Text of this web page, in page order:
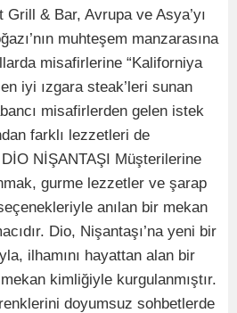
& Bar, Avrupa ve Asya’yı
muhteşem manzarasına
misafirlerine “Kaliforniya
iyi ızgara steak’leri sunan
misafirlerden gelen istek
farklı lezzetleri de
NİŞANTAŞI Müşterilerine
gurme lezzetler ve şarap
anılan bir mekan
Dio, Nişantaşı’na yeni bir
ilhamını hayattan alan bir
kimliğiyle kurgulanmıştır.
doyumsuz sohbetlerde